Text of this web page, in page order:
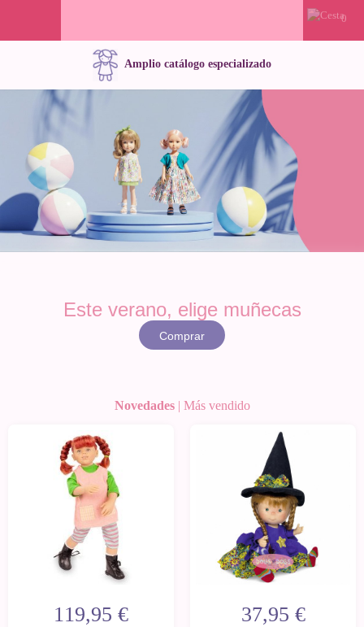
0
Amplio catálogo especializado
Este verano, elige muñecas
Comprar
Novedades| Más vendido
119,95 € 37,95 €